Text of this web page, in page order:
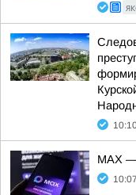
MAX
10:07